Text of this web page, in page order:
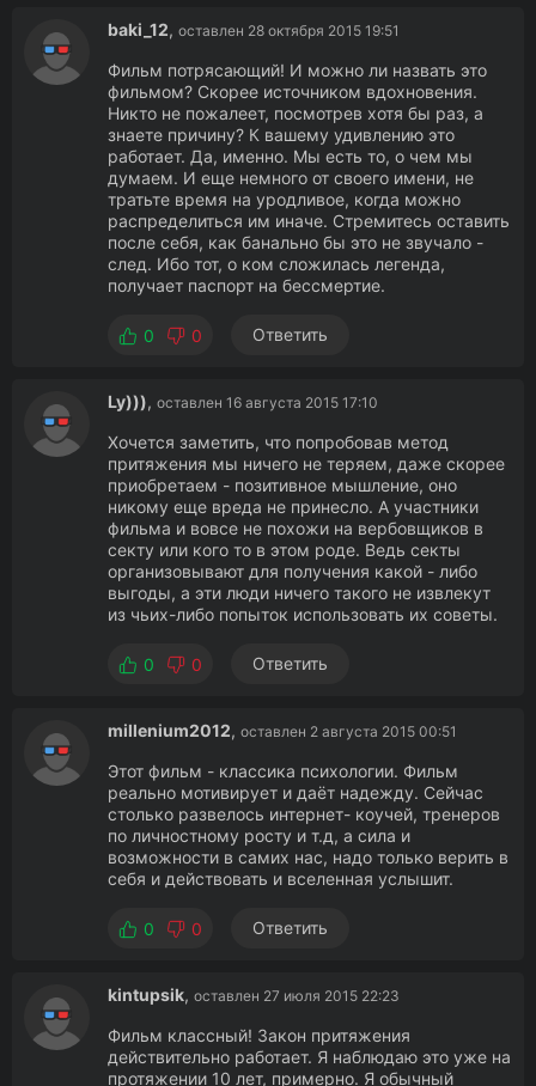
baki_12, оставлен 28 октября 2015 19:51
Фильм потрясающий! И можно ли назвать это
фильмом? Скорее источником вдохновения.
Никто не пожалеет, посмотрев хотя бы раз, а
знаете причину? К вашему удивлению это
работает. Да, именно. Мы есть то, о чем мы
думаем. И еще немного от своего имени, не
тратьте время на уродливое, когда можно
распределиться им иначе. Стремитесь оставить
после себя, как банально бы это не звучало -
след. Ибо тот, о ком сложилась легенда,
получает паспорт на бессмертие.
0 0 Ответить
Ly))), оставлен 16 августа 2015 17:10
Хочется заметить, что попробовав метод
притяжения мы ничего не теряем, даже скорее
приобретаем - позитивное мышление, оно
никому еще вреда не принесло. А участники
фильма и вовсе не похожи на вербовщиков в
секту или кого то в этом роде. Ведь секты
организовывают для получения какой - либо
выгоды, а эти люди ничего такого не извлекут
из чьих-либо попыток использовать их советы.
0 0 Ответить
millenium2012, оставлен 2 августа 2015 00:51
Этот фильм - классика психологии. Фильм
реально мотивирует и даёт надежду. Сейчас
столько развелось интернет- коучей, тренеров
по личностному росту и т.д, а сила и
возможности в самих нас, надо только верить в
себя и действовать и вселенная услышит.
0 0 Ответить
kintupsik, оставлен 27 июля 2015 22:23
Фильм классный! Закон притяжения
действительно работает. Я наблюдаю это уже на
протяжении 10 лет, примерно. Я обычный